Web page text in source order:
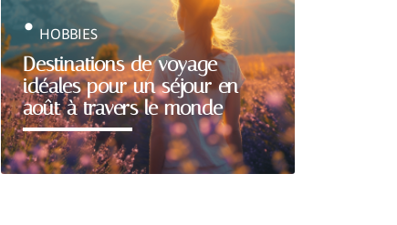
Destinations de voyage
idéales pour un séjour en
août à travers le monde
HOBBIES